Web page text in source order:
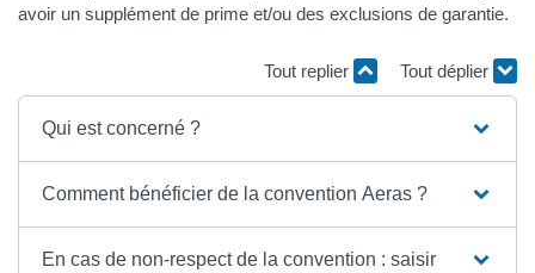
avoir un supplément de prime et/ou des exclusions de garantie.
Tout replier Tout déplier
Qui est concerné ?
Comment bénéficier de la convention Aeras ?
En cas de non-respect de la convention : saisir